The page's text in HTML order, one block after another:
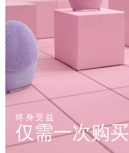
终身受益
仅需一次购买